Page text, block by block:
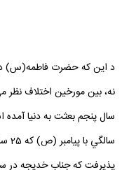
د اين كه حضرت فاطمه(س)
نه، بين مورخين اختلاف نظر
سال پنجم بعثت به دنيا